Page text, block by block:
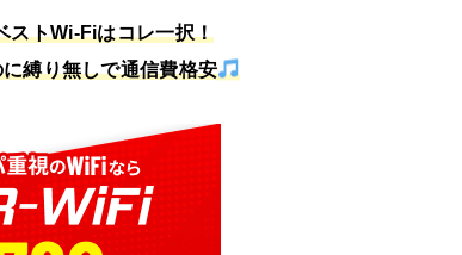
ストWi-Fiはコレ一択！
縛り無しで通信費格安